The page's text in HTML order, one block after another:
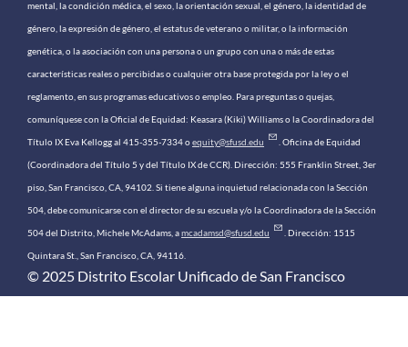
mental, la condición médica, el sexo, la orientación sexual, el género, la identidad de
género, la expresión de género, el estatus de veterano o militar, o la información
genética, o la asociación con una persona o un grupo con una o más de estas
características reales o percibidas o cualquier otra base protegida por la ley o el
reglamento, en sus programas educativos o empleo. Para preguntas o quejas,
comuníquese con la Oficial de Equidad: Keasara (Kiki) Williams o la Coordinadora del
Título IX Eva Kellogg al 415-355-7334 oequity@sfusd.edu . Oficina de Equidad
(Coordinadora del Título 5 y del Título IX de CCR). Dirección: 555 Franklin Street, 3er
piso, San Francisco, CA, 94102. Si tiene alguna inquietud relacionada con la Sección
504, debe comunicarse con el director de su escuela y/o la Coordinadora de la Sección
504 del Distrito, Michele McAdams, amcadamsd@sfusd.edu . Dirección: 1515
Quintara St., San Francisco, CA, 94116.
© 2025 Distrito Escolar Unificado de San Francisco